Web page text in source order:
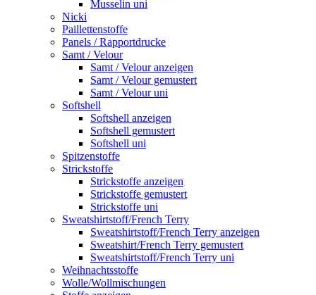
Musselin uni
Nicki
Paillettenstoffe
Panels / Rapportdrucke
Samt / Velour
Samt / Velour anzeigen
Samt / Velour gemustert
Samt / Velour uni
Softshell
Softshell anzeigen
Softshell gemustert
Softshell uni
Spitzenstoffe
Strickstoffe
Strickstoffe anzeigen
Strickstoffe gemustert
Strickstoffe uni
Sweatshirtstoff/French Terry
Sweatshirtstoff/French Terry anzeigen
Sweatshirt/French Terry gemustert
Sweatshirtstoff/French Terry uni
Weihnachtsstoffe
Wolle/Wollmischungen